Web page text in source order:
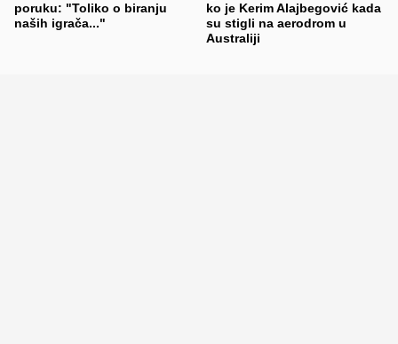
poruku: "Toliko o biranju
naših igrača..."
ko je Kerim Alajbegović kada
su stigli na aerodrom u
Australiji